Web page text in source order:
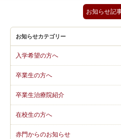
お知らせ記
お知らせカテゴリー
入学希望の方へ
卒業生の方へ
卒業生治療院紹介
在校生の方へ
赤門からのお知らせ